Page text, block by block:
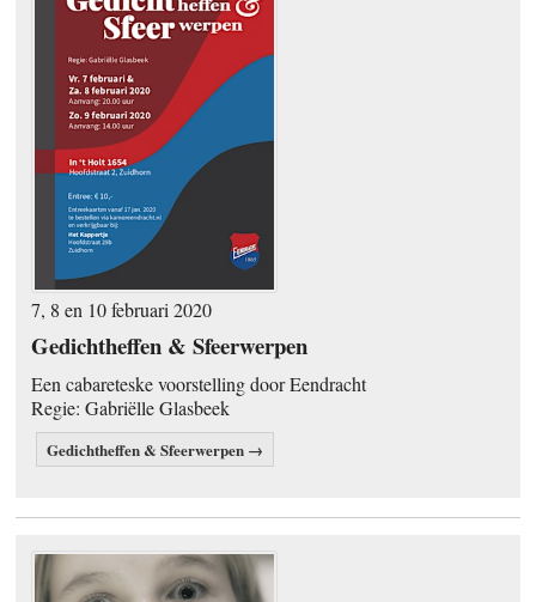
7, 8 en 10 februari 2020
Gedichtheffen & Sfeerwerpen
Een cabareteske voorstelling door Eendracht
Regie: Gabriëlle Glasbeek
Gedichtheffen & Sfeerwerpen →